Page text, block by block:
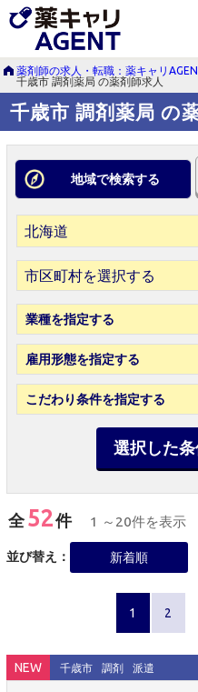
薬剤師の求人・転職：薬キャリ
千歳市 調剤薬局 の薬剤師求人
千歳市 調剤薬局 の
地域で検索する
市区町村を選択する
業種を指定する
雇用形態を指定する
こだわり条件を指定する
選択した
全52件 1 ～20件を表示
並び替え： 新着順
1 2
NEW 千歳市 調剤 派遣